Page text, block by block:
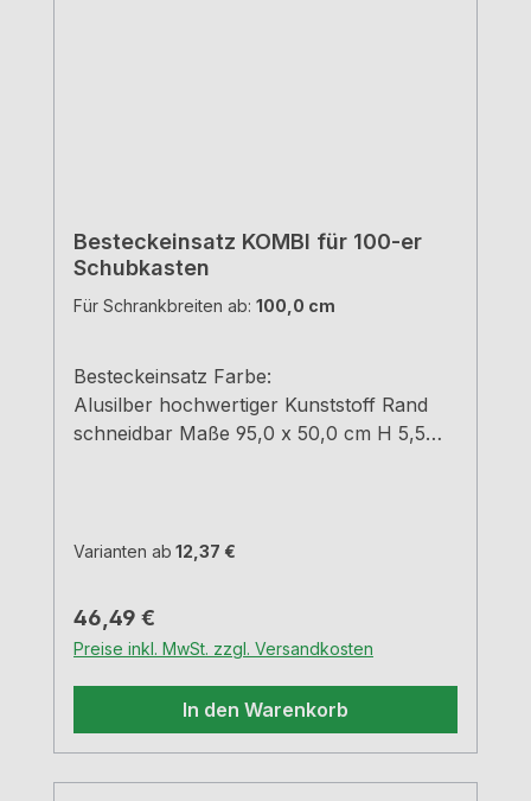
Besteckeinsatz KOMBI für 100-er
Schubkasten
Für Schrankbreiten ab: 100,0 cm
Besteckeinsatz Farbe:
Alusilber hochwertiger Kunststoff Rand
schneidbar Maße 95,0 x 50,0 cm H 5,5
Varianten ab 12,37 €
Regulärer Preis:
46,49 €
Preise inkl. MwSt. zzgl. Versandkosten
In den Warenkorb